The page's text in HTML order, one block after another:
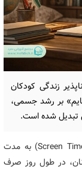
زندگی کودکان
بر رشد جسمی،
تبدیل شده است.
؛ اسکرین تایم (Screen Time) به مدت
در طول روز صرف